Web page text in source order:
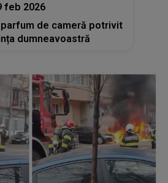
feb 2026
de cameră potrivit
dumneavoastră